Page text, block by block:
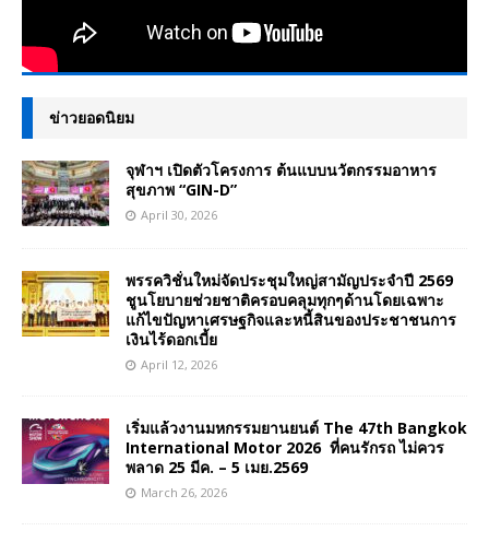
ข่าวยอดนิยม
จุฬาฯ เปิดตัวโครงการ ต้นแบบนวัตกรรมอาหาร
สุขภาพ “GIN-D”
April 30, 2026
พรรควิชั่นใหม่จัดประชุมใหญ่สามัญประจำปี 2569
ชูนโยบายช่วยชาติครอบคลุมทุกๆด้านโดยเฉพาะ
แก้ไขปัญหาเศรษฐกิจและหนี้สินของประชาชนการ
เงินไร้ดอกเบี้ย
April 12, 2026
เริ่มแล้วงานมหกรรมยานยนต์ The 47th Bangkok
International Motor 2026 ที่คนรักรถ ไม่ควร
พลาด 25 มีค. – 5 เมย.2569
March 26, 2026